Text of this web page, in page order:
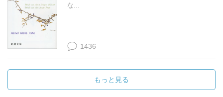
な...
1436
もっと見る